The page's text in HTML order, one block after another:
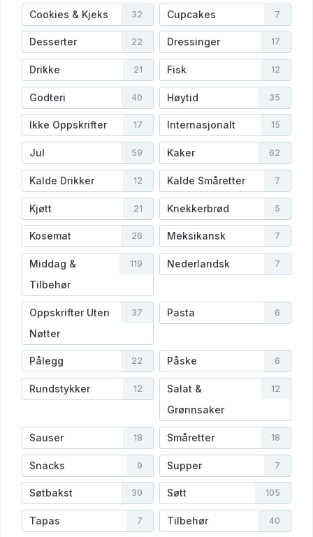
Cookies & Kjeks 32 Cupcakes 7
Desserter 22 Dressinger 17
Drikke 21 Fisk 12
Godteri 40 Høytid 35
Ikke Oppskrifter 17 Internasjonalt 15
Jul 59 Kaker 62
Kalde Drikker 12 Kalde Småretter 7
Kjøtt 21 Knekkerbrød 5
Kosemat 26 Meksikansk 7
Middag &
Tilbehør
119 Nederlandsk 7
Oppskrifter Uten
Nøtter
37 Pasta 6
Pålegg 22 Påske 6
Rundstykker 12
Salat &
Grønnsaker
12
Sauser 18 Småretter 18
Snacks 9 Supper 7
Søtbakst 30 Søtt 105
Tapas 7 Tilbehør 40